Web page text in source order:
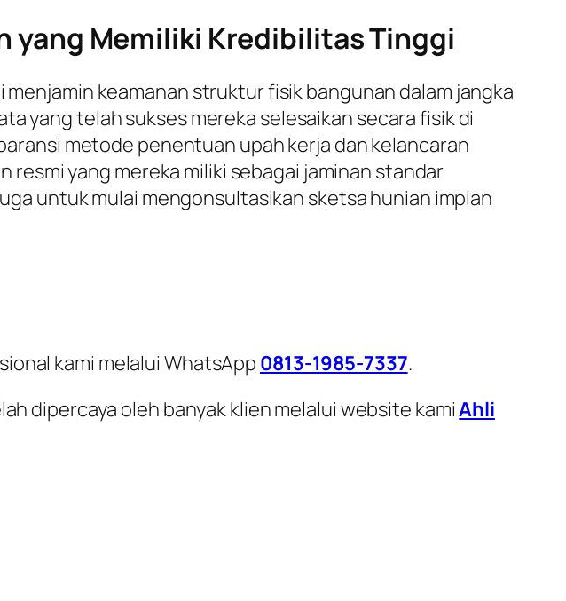
yang Memiliki Kredibilitas Tinggi
keamanan struktur fisik bangunan dalam jangka
yang telah sukses mereka selesaikan secara fisik di
metode penentuan upah kerja dan kelancaran
yang mereka miliki sebagai jaminan standar
untuk mulai mengonsultasikan sketsa hunian impian
kami melalui WhatsApp 0813-1985-7337.
dipercaya oleh banyak klien melalui website kamiAhli